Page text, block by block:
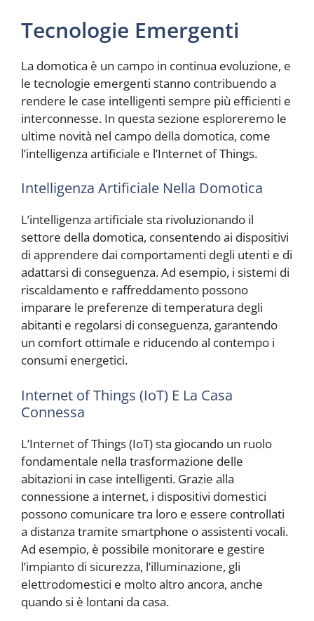
Tecnologie Emergenti
La domotica è un campo in continua evoluzione, e
le tecnologie emergenti stanno contribuendo a
rendere le case intelligenti sempre più efficienti e
interconnesse. In questa sezione esploreremo le
ultime novità nel campo della domotica, come
l’intelligenza artificiale e l’Internet of Things.
Intelligenza Artificiale Nella Domotica
L’intelligenza artificiale sta rivoluzionando il
settore della domotica, consentendo ai dispositivi
di apprendere dai comportamenti degli utenti e di
adattarsi di conseguenza. Ad esempio, i sistemi di
riscaldamento e raffreddamento possono
imparare le preferenze di temperatura degli
abitanti e regolarsi di conseguenza, garantendo
un comfort ottimale e riducendo al contempo i
consumi energetici.
Internet of Things (IoT) E La Casa
Connessa
L’Internet of Things (IoT) sta giocando un ruolo
fondamentale nella trasformazione delle
abitazioni in case intelligenti. Grazie alla
connessione a internet, i dispositivi domestici
possono comunicare tra loro e essere controllati
a distanza tramite smartphone o assistenti vocali.
Ad esempio, è possibile monitorare e gestire
l’impianto di sicurezza, l’illuminazione, gli
elettrodomestici e molto altro ancora, anche
quando si è lontani da casa.